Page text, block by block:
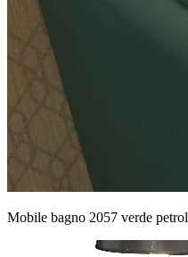
Mobile bagno 2057 verde